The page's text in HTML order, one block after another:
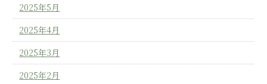
2025年5月
2025年4月
2025年3月
2025年2月